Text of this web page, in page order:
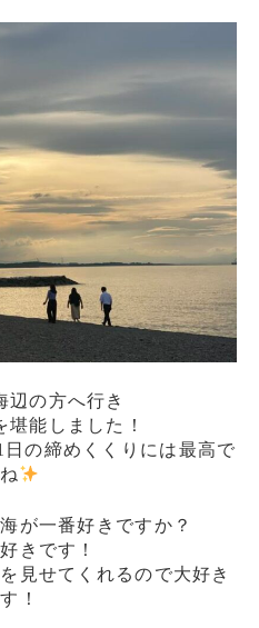
辺の方へ行き
能しました！
の締めくくりには最高で
が一番好きですか？
きです！
見せてくれるので大好き
！